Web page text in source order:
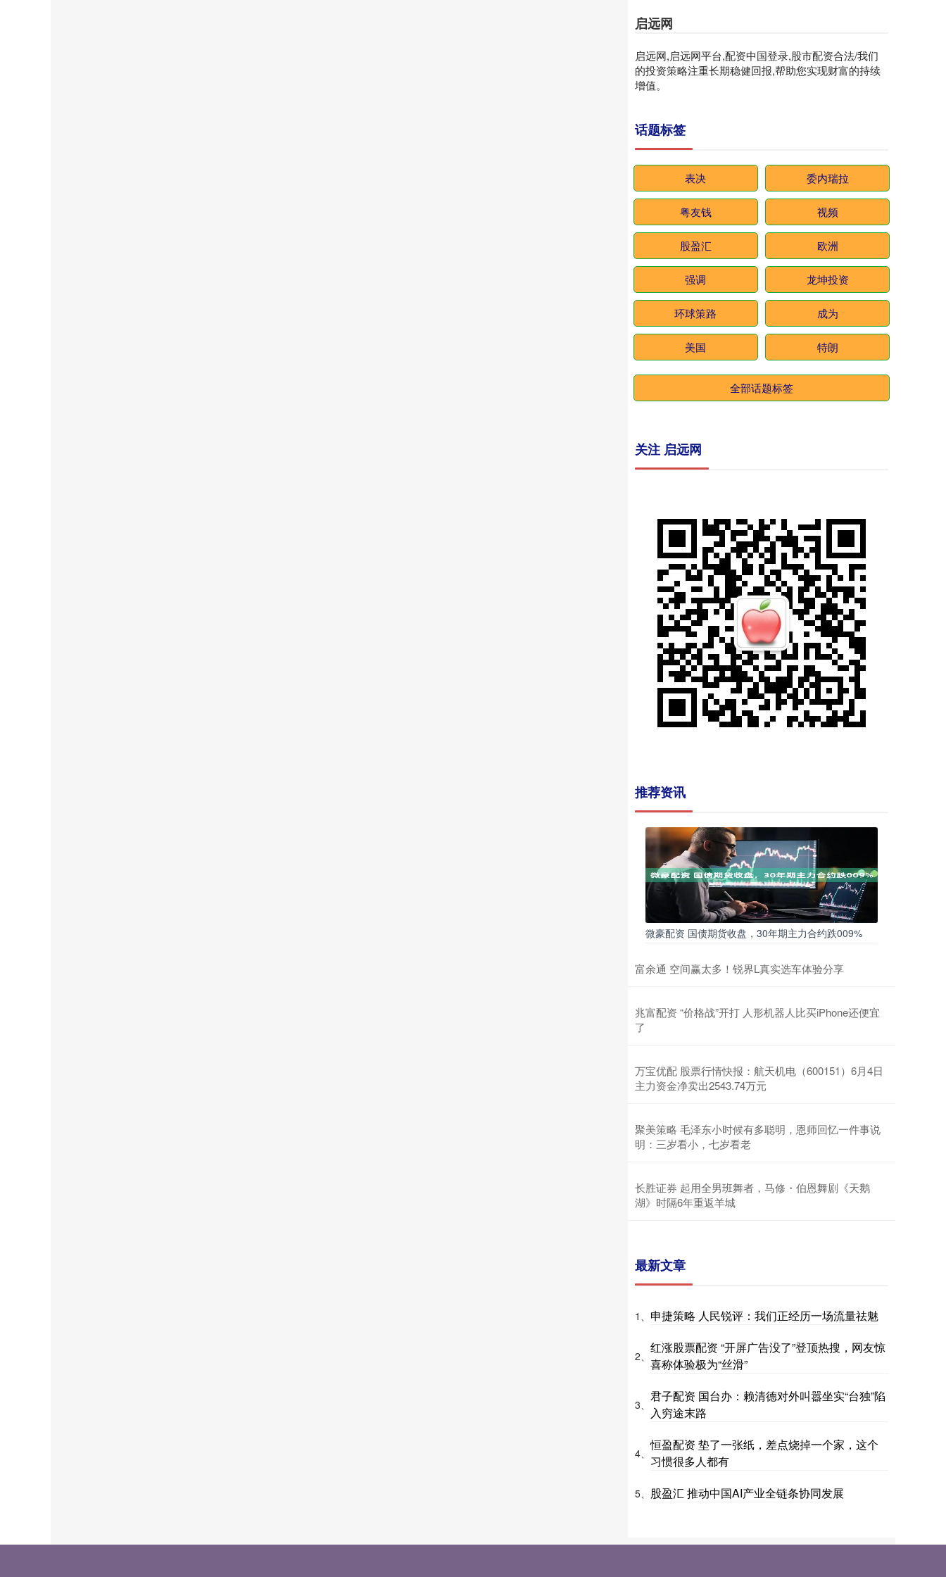
启远网
启远网,启远网平台,配资中国登录,股市配资合法/我们
的投资策略注重长期稳健回报,帮助您实现财富的持续
增值。
话题标签
表决 委内瑞拉
粤友钱 视频
股盈汇 欧洲
强调 龙坤投资
环球策路 成为
美国 特朗
全部话题标签
关注 启远网
推荐资讯
微豪配资 国债期货收盘，30年期主力合约跌009%
富余通 空间赢太多！锐界L真实选车体验分享
兆富配资 “价格战”开打 人形机器人比买iPhone还便宜
了
万宝优配 股票行情快报：航天机电（600151）6月4日
主力资金净卖出2543.74万元
聚美策略 毛泽东小时候有多聪明，恩师回忆一件事说
明：三岁看小，七岁看老
长胜证券 起用全男班舞者，马修・伯恩舞剧《天鹅
湖》时隔6年重返羊城
最新文章
1、 申捷策略 人民锐评：我们正经历一场流量祛魅
2、
红涨股票配资 “开屏广告没了”登顶热搜，网友惊
喜称体验极为“丝滑”
3、
君子配资 国台办：赖清德对外叫嚣坐实“台独”陷
入穷途末路
4、
恒盈配资 垫了一张纸，差点烧掉一个家，这个
习惯很多人都有
5、 股盈汇 推动中国AI产业全链条协同发展